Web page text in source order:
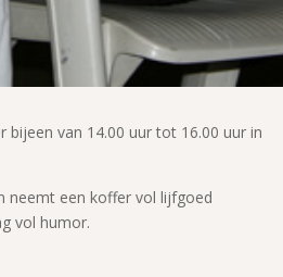
van 14.00 uur tot 16.00 uur in
neemt een koffer vol lijfgoed
vol humor.